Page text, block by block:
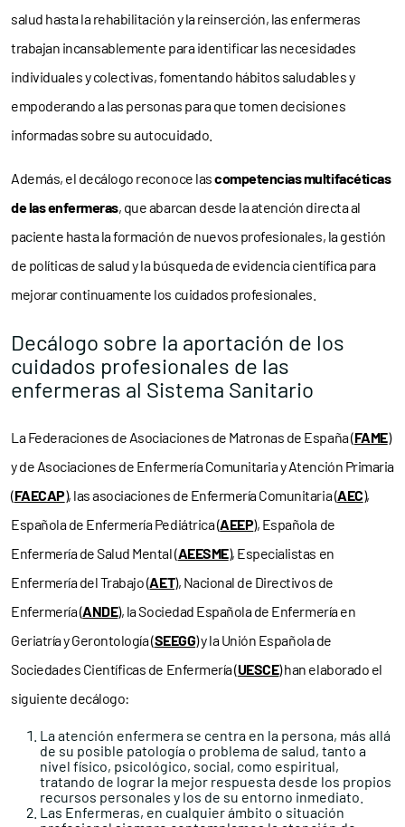
salud hasta la rehabilitación y la reinserción, las enfermeras
trabajan incansablemente para identificar las necesidades
individuales y colectivas, fomentando hábitos saludables y
empoderando a las personas para que tomen decisiones
informadas sobre su autocuidado.
Además, el decálogo reconoce lascompetencias multifacéticas
de las enfermeras, que abarcan desde la atención directa al
paciente hasta la formación de nuevos profesionales, la gestión
de políticas de salud y la búsqueda de evidencia científica para
mejorar continuamente los cuidados profesionales.
Decálogo sobre la aportación de los
cuidados profesionales de las
enfermeras al Sistema Sanitario
La Federaciones de Asociaciones de Matronas de España (FAME)
y de Asociaciones de Enfermería Comunitaria y Atención Primaria
(FAECAP), las asociaciones de Enfermería Comunitaria (AEC),
Española de Enfermería Pediátrica (AEEP), Española de
Enfermería de Salud Mental (AEESME), Especialistas en
Enfermería del Trabajo (AET), Nacional de Directivos de
Enfermería (ANDE), la Sociedad Española de Enfermería en
Geriatría y Gerontología (SEEGG) y la Unión Española de
Sociedades Científicas de Enfermería (UESCE) han elaborado el
siguiente decálogo:
La atención enfermera se centra en la persona, más allá
de su posible patología o problema de salud, tanto a
nivel físico, psicológico, social, como espiritual,
tratando de lograr la mejor respuesta desde los propios
recursos personales y los de su entorno inmediato.
Las Enfermeras, en cualquier ámbito o situación